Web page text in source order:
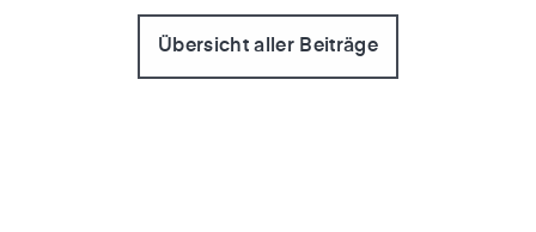
Übersicht aller Beiträge